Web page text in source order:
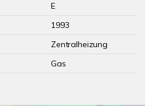
E
1993
Zentralheizung
Gas